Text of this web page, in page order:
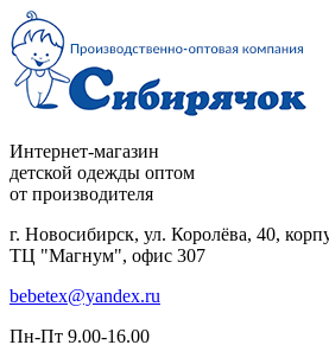
Интернет-магазин
детской одежды оптом
от производителя
г. Новосибирск, ул. Королёва, 40,
ТЦ "Магнум", офис 307
bebetex@yandex.ru
Пн-Пт 9.00-16.00